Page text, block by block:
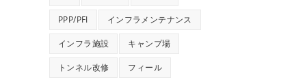
PPP/PFI インフラメンテナンス
インフラ施設 キャンプ場
トンネル改修 フィール